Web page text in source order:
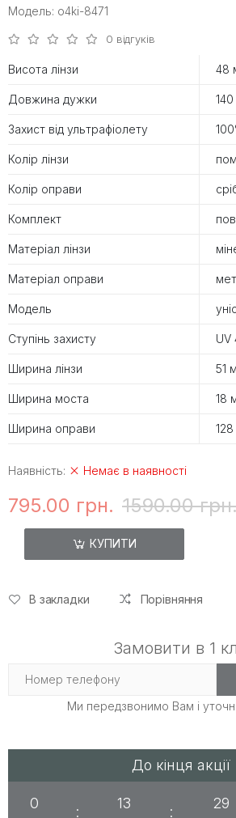
Модель: o4ki-8471
0 відгуків
Висота лінзи 48
Довжина дужки
Захист від ультрафіолету
Колір лінзи
Колір оправи
Комплект
Матеріал лінзи
Матеріал оправи
Модель
Ступінь захисту UV
Ширина лінзи 51
Ширина моста 18
Ширина оправи
Наявність: Немає в наявності
795.00 грн. 1590.00
КУПИТИ
В закладки Порівняння
Замовити в 1
Ми передзвонимо Вам і
До кінця акції
0
:
13
:
29